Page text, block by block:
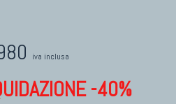
iva inclusa
-40%